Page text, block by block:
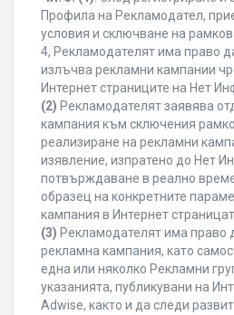
Профила на Рекламодател,
условия и сключване на
4, Рекламодателят има право
излъчва рекламни кампании
Интернет страниците на Нет
(2) Рекламодателят заявява
кампания към сключения
реализиране на рекламни
изявление, изпратено до Нет
потвърждаване в реално
образец на конкретните
кампания в Интернет
(3) Рекламодателят има право
рекламна кампания, като
една или няколко Рекламни
указанията, публикувани на
Adwise, както и да следи